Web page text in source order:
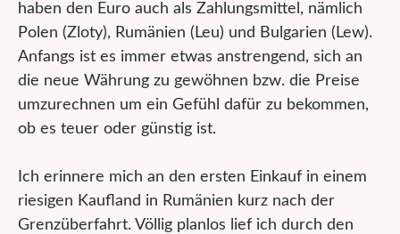
haben den Euro auch als Zahlungsmittel, nämlich
Polen (Zloty), Rumänien (Leu) und Bulgarien (Lew).
Anfangs ist es immer etwas anstrengend, sich an
die neue Währung zu gewöhnen bzw. die Preise
umzurechnen um ein Gefühl dafür zu bekommen,
ob es teuer oder günstig ist.
Ich erinnere mich an den ersten Einkauf in einem
riesigen Kaufland in Rumänien kurz nach der
Grenzüberfahrt. Völlig planlos lief ich durch den